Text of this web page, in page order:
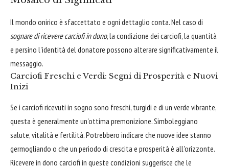
Il mondo onirico è sfaccettato e ogni dettaglio conta. Nel caso di
sognare di ricevere carciofi in dono, la condizione dei carciofi, la quantità
e persino l'identità del donatore possono alterare significativamente il
messaggio.
Carciofi Freschi e Verdi: Segni di Prosperità e Nuovi
Inizi
Se i carciofi ricevuti in sogno sono freschi, turgidi e di un verde vibrante,
questa è generalmente un'ottima premonizione. Simboleggiano
salute, vitalità e fertilità. Potrebbero indicare che nuove idee stanno
germogliando o che un periodo di crescita e prosperità è all'orizzonte.
Ricevere in dono carciofi in queste condizioni suggerisce che le